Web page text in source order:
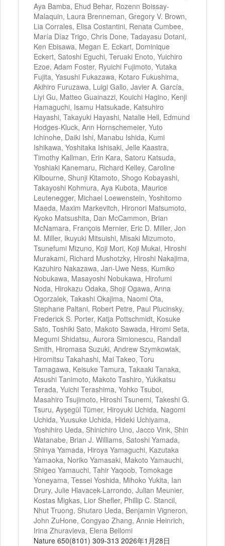
Aya Bamba, Ehud Behar, Rozenn Boissay-
Malaquin, Laura Brenneman, Gregory V. Brown,
Lia Corrales, Elisa Costantini, Renata Cumbee,
María Díaz Trigo, Chris Done, Tadayasu Dotani,
Ken Ebisawa, Megan E. Eckart, Dominique
Eckert, Satoshi Eguchi, Teruaki Enoto, Yuichiro
Ezoe, Adam Foster, Ryuichi Fujimoto, Yutaka
Fujita, Yasushi Fukazawa, Kotaro Fukushima,
Akihiro Furuzawa, Luigi Gallo, Javier A. García,
Liyi Gu, Matteo Guainazzi, Kouichi Hagino, Kenji
Hamaguchi, Isamu Hatsukade, Katsuhiro
Hayashi, Takayuki Hayashi, Natalie Hell, Edmund
Hodges-Kluck, Ann Hornschemeier, Yuto
Ichinohe, Daiki Ishi, Manabu Ishida, Kumi
Ishikawa, Yoshitaka Ishisaki, Jelle Kaastra,
Timothy Kallman, Erin Kara, Satoru Katsuda,
Yoshiaki Kanemaru, Richard Kelley, Caroline
Kilbourne, Shunji Kitamoto, Shogo Kobayashi,
Takayoshi Kohmura, Aya Kubota, Maurice
Leutenegger, Michael Loewenstein, Yoshitomo
Maeda, Maxim Markevitch, Hironori Matsumoto,
Kyoko Matsushita, Dan McCammon, Brian
McNamara, François Mernier, Eric D. Miller, Jon
M. Miller, Ikuyuki Mitsuishi, Misaki Mizumoto,
Tsunefumi Mizuno, Koji Mori, Koji Mukai, Hiroshi
Murakami, Richard Mushotzky, Hiroshi Nakajima,
Kazuhiro Nakazawa, Jan-Uwe Ness, Kumiko
Nobukawa, Masayoshi Nobukawa, Hirofumi
Noda, Hirokazu Odaka, Shoji Ogawa, Anna
Ogorzalek, Takashi Okajima, Naomi Ota,
Stephane Paltani, Robert Petre, Paul Plucinsky,
Frederick S. Porter, Katja Pottschmidt, Kosuke
Sato, Toshiki Sato, Makoto Sawada, Hiromi Seta,
Megumi Shidatsu, Aurora Simionescu, Randall
Smith, Hiromasa Suzuki, Andrew Szymkowiak,
Hiromitsu Takahashi, Mai Takeo, Toru
Tamagawa, Keisuke Tamura, Takaaki Tanaka,
Atsushi Tanimoto, Makoto Tashiro, Yukikatsu
Terada, Yuichi Terashima, Yohko Tsuboi,
Masahiro Tsujimoto, Hiroshi Tsunemi, Takeshi G.
Tsuru, Ayşegül Tümer, Hiroyuki Uchida, Nagomi
Uchida, Yuusuke Uchida, Hideki Uchiyama,
Yoshihiro Ueda, Shinichiro Uno, Jacco Vink, Shin
Watanabe, Brian J. Williams, Satoshi Yamada,
Shinya Yamada, Hiroya Yamaguchi, Kazutaka
Yamaoka, Noriko Yamasaki, Makoto Yamauchi,
Shigeo Yamauchi, Tahir Yaqoob, Tomokage
Yoneyama, Tessei Yoshida, Mihoko Yukita, Ian
Drury, Julie Hlavacek-Larrondo, Julian Meunier,
Kostas Migkas, Lior Shefler, Phillip C. Stancil,
Nhut Truong, Shutaro Ueda, Benjamin Vigneron,
John ZuHone, Congyao Zhang, Annie Heinrich,
Irina Zhuravleva, Elena Bellomi
Nature 650(8101) 309-313 2026年1月28日